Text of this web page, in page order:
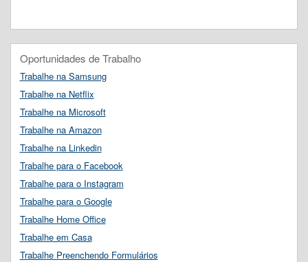
Oportunidades de Trabalho
Trabalhe na Samsung
Trabalhe na Netflix
Trabalhe na Microsoft
Trabalhe na Amazon
Trabalhe na Linkedin
Trabalhe para o Facebook
Trabalhe para o Instagram
Trabalhe para o Google
Trabalhe Home Office
Trabalhe em Casa
Trabalhe Preenchendo Formulários